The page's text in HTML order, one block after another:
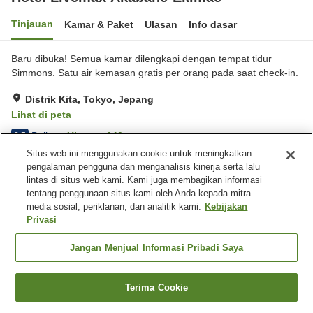
Tinjauan Kamar & Paket Ulasan Info dasar
Baru dibuka! Semua kamar dilengkapi dengan tempat tidur
Simmons. Satu air kemasan gratis per orang pada saat check-in.
Distrik Kita, Tokyo, Jepang
Lihat di peta
3.5 Baik Ulasan:140
Beranda Jepang Tokyo
Distrik Kita
Hotel Livemax Akabane-Ekimae
Cari kamar
Situs web ini menggunakan cookie untuk meningkatkan
pengalaman pengguna dan menganalisis kinerja serta lalu
lintas di situs web kami. Kami juga membagikan informasi
tentang penggunaan situs kami oleh Anda kepada mitra
media sosial, periklanan, dan analitik kami. Kebijakan
Privasi
Jangan Menjual Informasi Pribadi Saya
Terima Cookie